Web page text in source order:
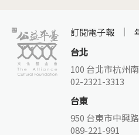
訂閱電子報
台北
100 台北市杭州
02-2321-3313
台東
950 台東市中興
089-221-991